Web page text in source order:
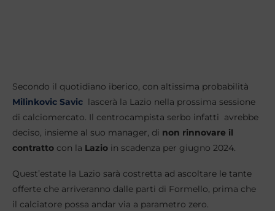
Secondo il quotidiano iberico, con altissima probabilità
Milinkovic Savic lascerà la Lazio nella prossima sessione
di calciomercato. Il centrocampista serbo infatti avrebbe
deciso, insieme al suo manager, di non rinnovare il
contratto con la Lazio in scadenza per giugno 2024.
Quest’estate la Lazio sarà costretta ad ascoltare le tante
offerte che arriveranno dalle parti di Formello, prima che
il calciatore possa andar via a parametro zero.